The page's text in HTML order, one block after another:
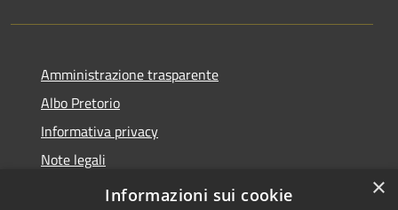
Amministrazione trasparente
Albo Pretorio
Informativa privacy
Note legali
Dichiarazione di accessibilità
×
Informazioni sui cookie